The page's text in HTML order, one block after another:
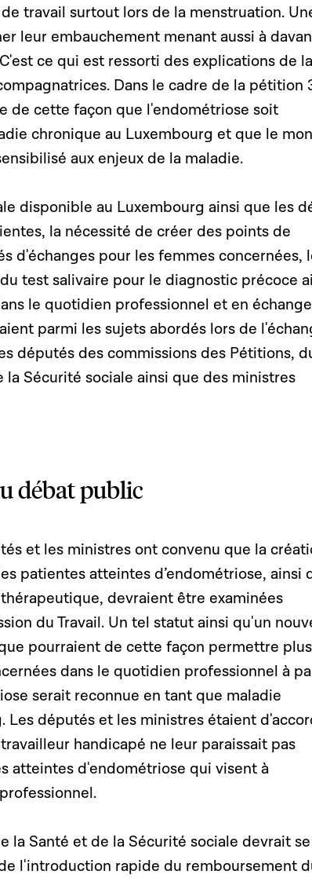
travail surtout lors de la menstruation.
leur embauchement menant aussi à
ce qui est ressorti des explications de la
Dans le cadre de la pétition
de cette façon que l'endométriose soit
chronique au Luxembourg et que le
aux enjeux de la maladie.
disponible au Luxembourg ainsi que les
la nécessité de créer des points de
d'échanges pour les femmes concernées,
test salivaire pour le diagnostic précoce
le quotidien professionnel et en échange
parmi les sujets abordés lors de
députés des commissions des Pétitions,
la Sécurité sociale ainsi que des ministres
débat public
et les ministres ont convenu que la
patientes atteintes d’endométriose, ainsi
devraient être examinées
du Travail. Un tel statut ainsi qu'un
pourraient de cette façon permettre
dans le quotidien professionnel à
serait reconnue en tant que maladie
Les députés et les ministres étaient
handicapé ne leur paraissait pas
atteintes d'endométriose qui visent à
la Santé et de la Sécurité sociale devrait se
l'introduction rapide du remboursement